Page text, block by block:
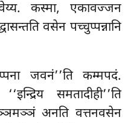
कस्मा, एकावज्जन
वसेन पच्चुप्पन्नानि
जवनं’’ति कम्मपदं.
समतादीही’’ति
अनति वत्तनवसेन